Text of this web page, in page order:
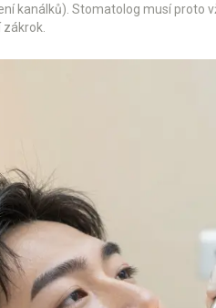
kanálků). Stomatolog musí proto